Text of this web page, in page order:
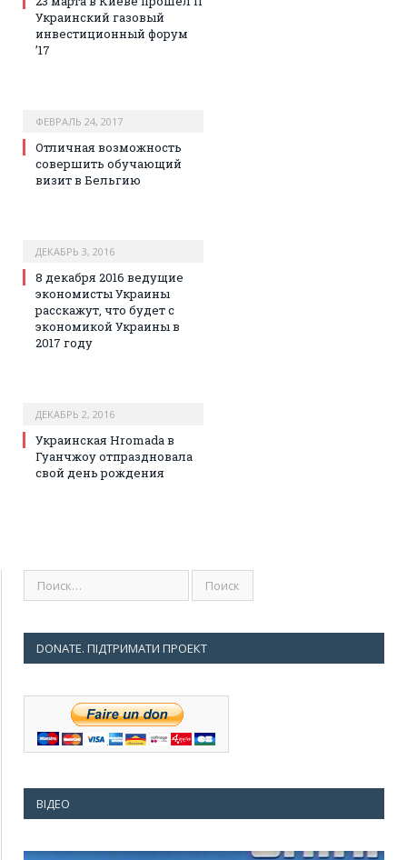
Украинский газовый
инвестиционный форум
’17
ФЕВРАЛЬ 24, 2017
Отличная возможность
совершить обучающий
визит в Бельгию
ДЕКАБРЬ 3, 2016
8 декабря 2016 ведущие
экономисты Украины
расскажут, что будет с
экономикой Украины в
2017 году
ДЕКАБРЬ 2, 2016
Украинская Hromada в
Гуанчжоу отпраздновала
свой день рождения
DONATE. ПІДТРИМАТИ ПРОЕКТ
ВІДЕО